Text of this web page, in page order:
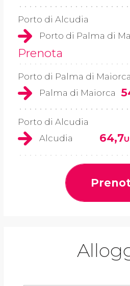
Porto di Alcudia
Porto di Palma di
Prenota
Porto di Palma di Maiorca
Palma di Maiorca
Porto di Alcudia
Alcudia
64,7